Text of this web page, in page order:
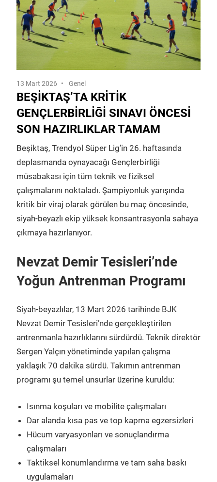
13 Mart 2026 Genel
BEŞIKTAŞ’TA KRITIK
GENÇLERBIRLIĞI SINAVI ÖNCESI
SON HAZIRLIKLAR TAMAM
Beşiktaş, Trendyol Süper Lig’in 26. haftasında
deplasmanda oynayacağı Gençlerbirliği
müsabakası için tüm teknik ve fiziksel
çalışmalarını noktaladı. Şampiyonluk yarışında
kritik bir viraj olarak görülen bu maç öncesinde,
siyah-beyazlı ekip yüksek konsantrasyonla sahaya
çıkmaya hazırlanıyor.
Nevzat Demir Tesisleri’nde
Yoğun Antrenman Programı
Siyah-beyazlılar, 13 Mart 2026 tarihinde BJK
Nevzat Demir Tesisleri’nde gerçekleştirilen
antrenmanla hazırlıklarını sürdürdü. Teknik direktör
Sergen Yalçın yönetiminde yapılan çalışma
yaklaşık 70 dakika sürdü. Takımın antrenman
programı şu temel unsurlar üzerine kuruldu:
Isınma koşuları ve mobilite çalışmaları
Dar alanda kısa pas ve top kapma egzersizleri
Hücum varyasyonları ve sonuçlandırma
çalışmaları
Taktiksel konumlandırma ve tam saha baskı
uygulamaları